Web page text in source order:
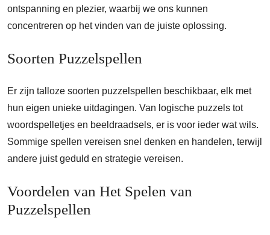
ontspanning en plezier, waarbij we ons kunnen
concentreren op het vinden van de juiste oplossing.
Soorten Puzzelspellen
Er zijn talloze soorten puzzelspellen beschikbaar, elk met
hun eigen unieke uitdagingen. Van logische puzzels tot
woordspelletjes en beeldraadsels, er is voor ieder wat wils.
Sommige spellen vereisen snel denken en handelen, terwijl
andere juist geduld en strategie vereisen.
Voordelen van Het Spelen van
Puzzelspellen